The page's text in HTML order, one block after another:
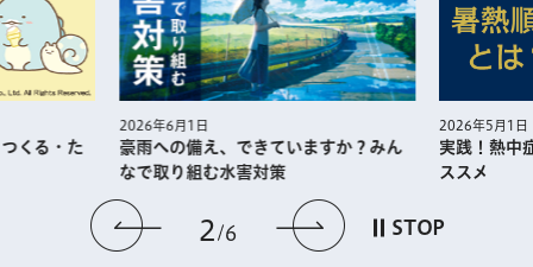
前のスライドを表示
2 6 次のスライドを
STOP
くる・た
2026年6月1日
豪雨への備え、できていますか？みん
なで取り組む水害対策
2026年5月1日
実践！熱中
ススメ